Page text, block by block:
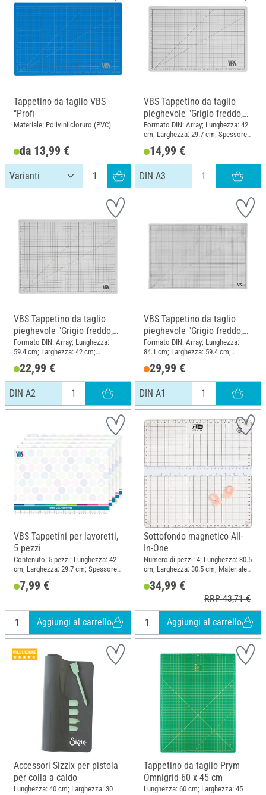
Tappetino da taglio VBS
"Profi
Materiale: Polivinilcloruro (PVC)
da 13,99 €
VBS Tappetino da taglio
pieghevole "Grigio freddo,
DIN A3
Formato DIN: Array; Lunghezza: 42
cm; Larghezza: 29.7 cm; Spessore:
(PVC)
14,99 €
DIN A3
VBS Tappetino da taglio
pieghevole "Grigio freddo,
DIN A2
Formato DIN: Array; Lunghezza:
59.4 cm; Larghezza: 42 cm;
Polivinilcloruro (PVC)
22,99 €
DIN A2
VBS Tappetino da taglio
pieghevole "Grigio freddo,
DIN A1
Formato DIN: Array; Lunghezza:
84.1 cm; Larghezza: 59.4 cm;
Polivinilcloruro (PVC)
29,99 €
DIN A1
VBS Tappetini per lavoretti,
5 pezzi
Contenuto: 5 pezzi; Lunghezza: 42
cm; Larghezza: 29.7 cm; Spessore:
7,99 €
Aggiungi al carrello
Sottofondo magnetico All-
In-One
Numero di pezzi: 4; Lunghezza: 30.5
cm; Larghezza: 30.5 cm; Materiale:
34,99 €
RRP 43,71 €
Aggiungi al carrello
Accessori Sizzix per pistola
per colla a caldo
Lunghezza: 40 cm; Larghezza: 30
Tappetino da taglio Prym
Omnigrid 60 x 45 cm
Lunghezza: 60 cm; Larghezza: 45